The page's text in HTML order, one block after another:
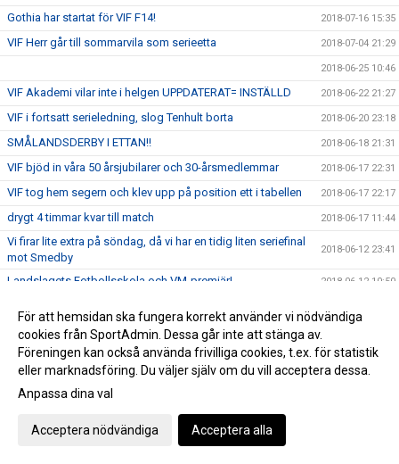
Gothia har startat för VIF F14! 2018-07-16 15:35
VIF Herr går till sommarvila som serieetta 2018-07-04 21:29
2018-06-25 10:46
VIF Akademi vilar inte i helgen UPPDATERAT= INSTÄLLD 2018-06-22 21:27
VIF i fortsatt serieledning, slog Tenhult borta 2018-06-20 23:18
SMÅLANDSDERBY I ETTAN!! 2018-06-18 21:31
VIF bjöd in våra 50 årsjubilarer och 30-årsmedlemmar 2018-06-17 22:31
VIF tog hem segern och klev upp på position ett i tabellen 2018-06-17 22:17
drygt 4 timmar kvar till match 2018-06-17 11:44
Vi firar lite extra på söndag, då vi har en tidig liten seriefinal
mot Smedby
2018-06-12 23:41
Landslagets Fotbollsskola och VM-premiär! 2018-06-12 10:50
Niklas Gunnarssons kanon avgjorde
Bernt Lindgren har lämnat jordelivet 2018-06-07 12:48
J18 slog Högsby borta med 0-6
Nässjö avgjorde i förlängningen
För att hemsidan ska fungera korrekt använder vi nödvändiga
cookies från SportAdmin. Dessa går inte att stänga av.
Föreningen kan också använda frivilliga cookies, t.ex. för statistik
eller marknadsföring. Du väljer själv om du vill acceptera dessa.
Anpassa dina val
Acceptera nödvändiga Acceptera alla